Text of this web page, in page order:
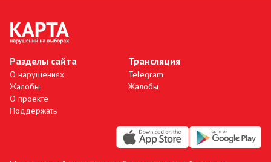
Разделы сайта
О нарушениях
Жалобы
О проекте
Поддержать
Трансляция
Telegram
Жалобы